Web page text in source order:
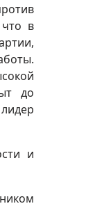
что в
до
и